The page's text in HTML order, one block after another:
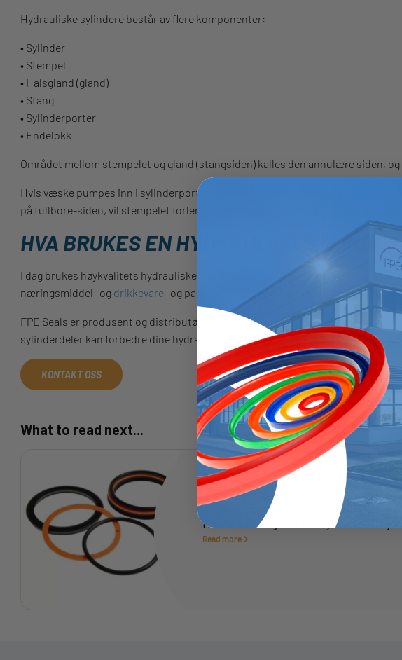
Hydrauliske sylindere består av flere komponenter:
• Sylinder
• Stempel
• Halsgland (gland)
• Stang
• Sylinderporter
• Endelokk
Området mellom stempelet og gland (stangsiden) kalles den annulære siden,
Hvis væske pumpes inn i sylinderporten på den annulære siden av sylinderen,
på fullbore-siden, vil stempelet forlenge stangen ut av sylinderen (åpne
HVA BRUKES EN HYDRAULISK
I dag brukes høykvalitets hydrauliske sylindere overalt og har mange
næringsmiddel- og drikkevare- og pakkemaskiner, dyphav, maritimeog
FPE Seals er produsent og distributør av deler til hydrauliske sylindere
sylinderdeler kan forbedre dine hydrauliske systemer.
KONTAKT OSS
What to read next...
Hvordan fungerer en hydraulisk
Read more